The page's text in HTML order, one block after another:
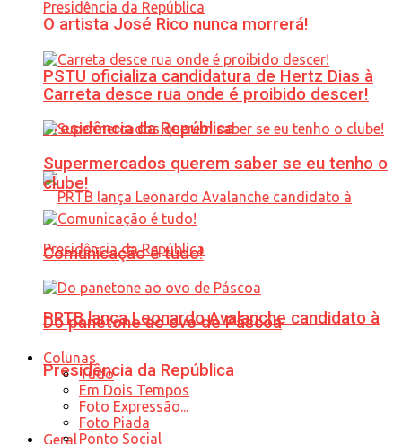
PSTU oficializa candidatura de Hertz Dias à
Presidência da República
PRTB lança Leonardo Avalanche candidato à
Presidência da República
Geral
O artista José Rico nunca morrerá!
Carreta desce rua onde é proibido descer!
Supermercados querem saber se eu tenho o
clube!
Comunicação é tudo!
Do panetone ao ovo de Páscoa
Colunas
Tudo
Em Dois Tempos
Foto Expressão...
Foto Piada
Ponto Social